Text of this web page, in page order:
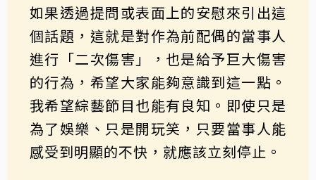
如果透過提問或表面上的安慰來引出這
個話題，這就是對作為前配偶的當事人
進行「二次傷害」，也是給予巨大傷害
的行為，希望大家能夠意識到這一點。
我希望綜藝節目也能有良知。即使只是
為了娛樂、只是開玩笑，只要當事人能
感受到明顯的不快，就應該立刻停止。